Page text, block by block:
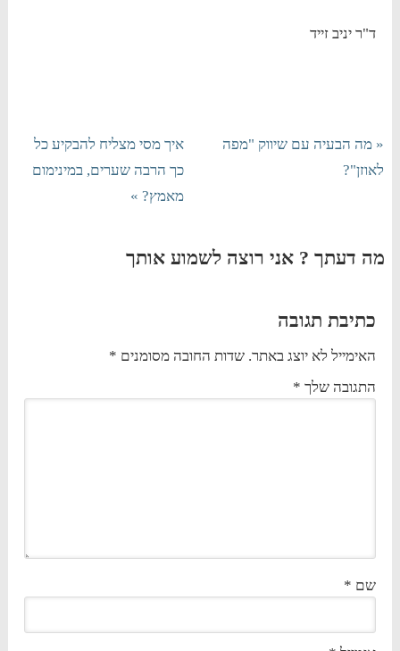
ד"ר יניב זייד
« מה הבעיה עם שיווק "מפה
לאוזן"?
איך מסי מצליח להבקיע כל
כך הרבה שערים, במינימום
מאמץ? »
מה דעתך ? אני רוצה לשמוע אותך
כתיבת תגובה
האימייל לא יוצג באתר. שדות החובה מסומנים *
התגובה שלך *
שם *